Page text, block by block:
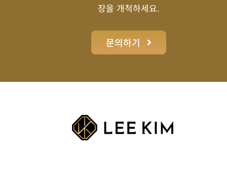
장을 개척하세요.
문의하기